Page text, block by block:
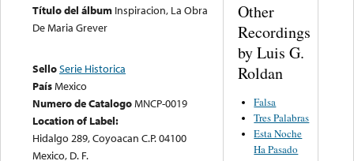
Título del álbum Inspiracion, La Obra
De Maria Grever
SelloSerie Historica
PaísMexico
Numero de CatalogoMNCP-0019
Location of Label:
Hidalgo 289, Coyoacan C.P. 04100
Mexico, D. F.
Other
Recordings
by Luis G.
Roldan
Falsa
Tres Palabras
Esta Noche
Ha Pasado